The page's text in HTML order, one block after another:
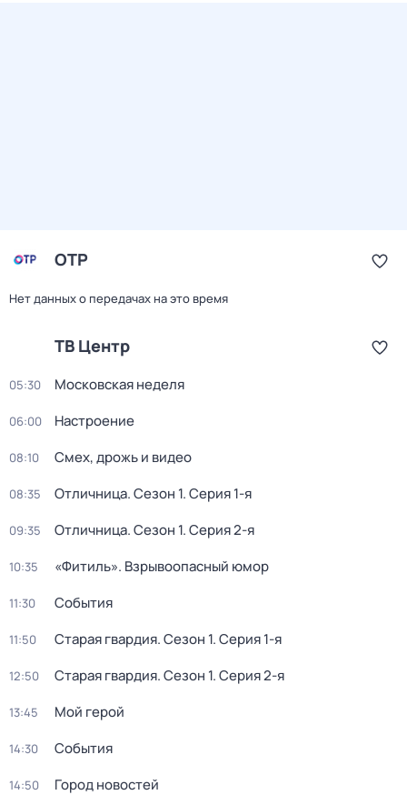
ОТР
Нет данных о передачах на это время
ТВ Центр
05:30 Московская неделя
06:00 Настроение
08:10 Смех, дрожь и видео
08:35 Отличница. Сезон 1. Серия 1-я
09:35 Отличница. Сезон 1. Серия 2-я
10:35 «Фитиль». Взрывоопасный юмор
11:30 События
11:50 Старая гвардия. Сезон 1. Серия 1-я
12:50 Старая гвардия. Сезон 1. Серия 2-я
13:45 Мой герой
14:30 События
14:50 Город новостей